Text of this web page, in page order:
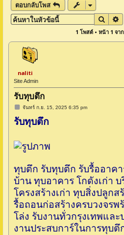
ตอบกลับโพส
ค้นหา
1 โพสต์ • หน้า 1 จา
naliti
Site Admin
รับทุบตึก
โ
ส
ต์
จันทร์ ก.ย. 15, 2025 6:35 pm
รับทุบตึก
ทุบตึก รับทุบตึก รับรื้ออาคา
บ้าน ทุบอาคาร โกดังเก่า
โครงสร้างเก่า ทุบสิ่งปลูก
รื้อถอนก่อสร้างครบวงจรพ
โล่ง รับงานทั่วกรุงเทพแล
งานประสบการ์ในการทุบ